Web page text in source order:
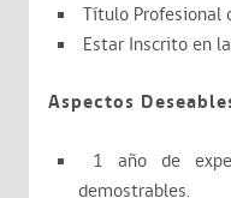
Título Profesional
Estar Inscrito en
Aspectos
1 año de
demostrables.